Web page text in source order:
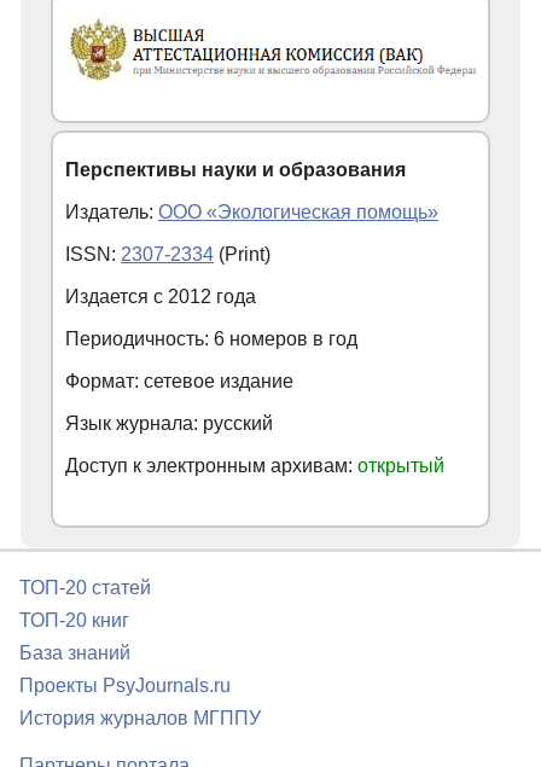
Перспективы науки и образования
Издатель: ООО «Экологическая помощь»
ISSN: 2307-2334 (Print)
Издается с 2012 года
Периодичность: 6 номеров в год
Формат: сетевое издание
Язык журнала: русский
Доступ к электронным архивам: открытый
ТОП-20 статей
ТОП-20 книг
База знаний
Проекты PsyJournals.ru
История журналов МГППУ